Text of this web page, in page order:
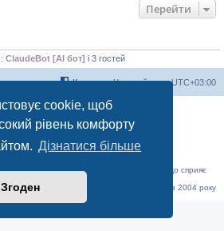
cookie, щоб
рівень комфорту
Дізнатися більше
Згоден
Перейти
ClaudeBot [AI бот] і 3 гостей
Часовий поясUTC+03:00
Команда
Forum Software © phpBB Limited
|Умови
незалежний інтерактивний веб-ресурс, що сприяє
до дружньої спільноти, яка тут спілкується з 2004 року